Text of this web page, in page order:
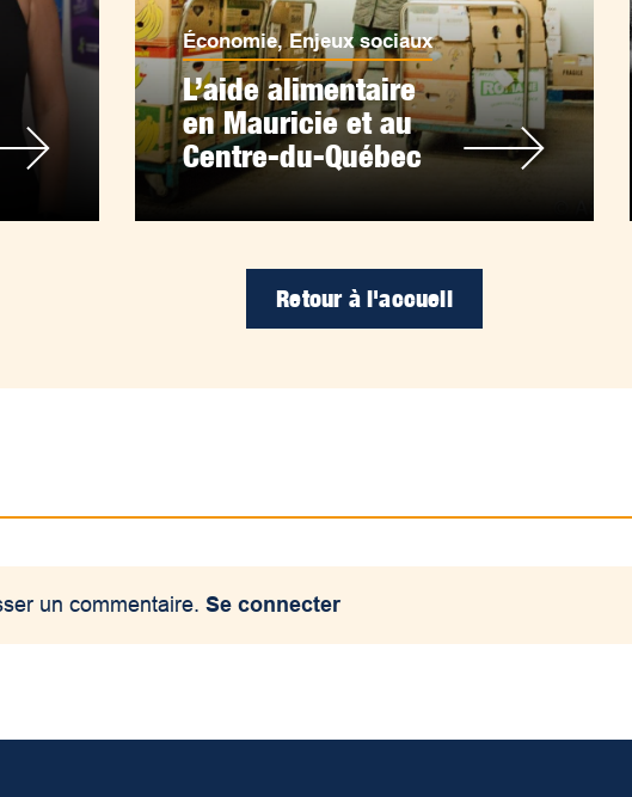
Économie,Enjeux sociaux
L’aide alimentaire
en Mauricie et au
Centre-du-Québec
Retour à l'accueil
un commentaire.Se connecter